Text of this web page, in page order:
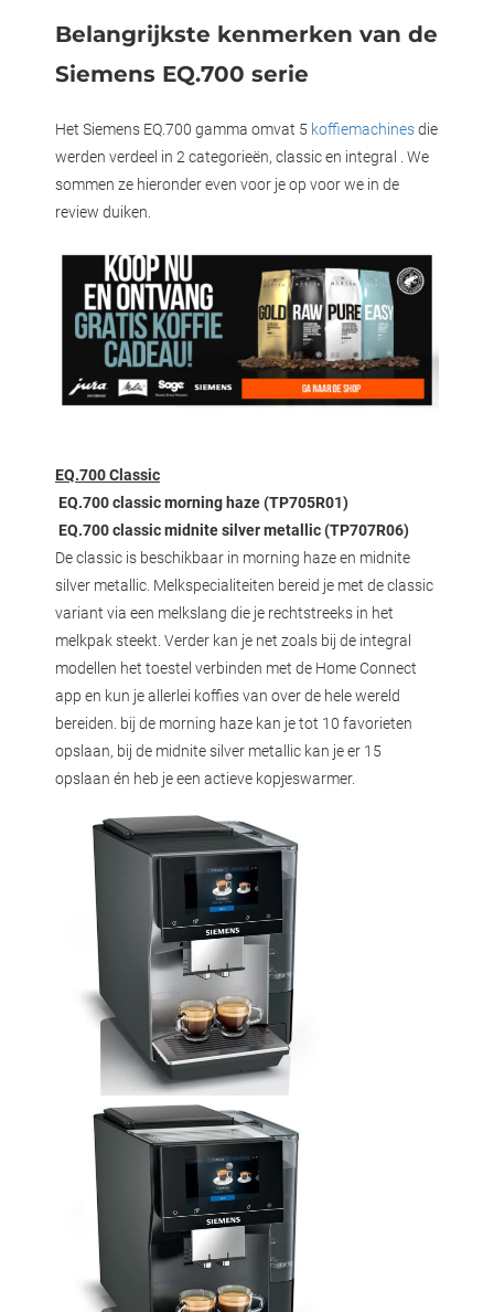
Belangrijkste kenmerken van de
Siemens EQ.700 serie
Het Siemens EQ.700 gamma omvat 5 koffiemachinesdie
werden verdeel in 2 categorieën, classic en integral . We
sommen ze hieronder even voor je op voor we in de
review duiken.
EQ.700 Classic
EQ.700 classic morning haze (TP705R01)
EQ.700 classic midnite silver metallic (TP707R06)
De classic is beschikbaar in morning haze en midnite
silver metallic. Melkspecialiteiten bereid je met de classic
variant via een melkslang die je rechtstreeks in het
melkpak steekt. Verder kan je net zoals bij de integral
modellen het toestel verbinden met de Home Connect
app en kun je allerlei koffies van over de hele wereld
bereiden. bij de morning haze kan je tot 10 favorieten
opslaan, bij de midnite silver metallic kan je er 15
opslaan én heb je een actieve kopjeswarmer.